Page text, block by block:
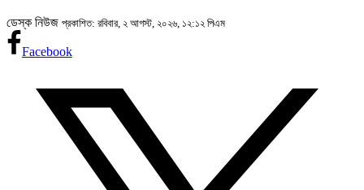
ডেস্ক নিউজ প্রকাশিত: রবিবার, ২ আগস্ট, ২০২৬, ১২:১২ পিএম
Facebook